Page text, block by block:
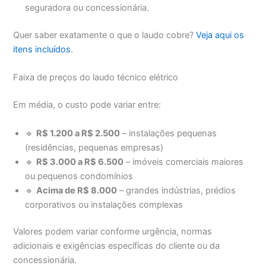
seguradora ou concessionária.
Quer saber exatamente o que o laudo cobre?Veja aqui os
itens incluídos.
Faixa de preços do laudo técnico elétrico
Em média, o custo pode variar entre:
🔹 R$ 1.200 a R$ 2.500 – instalações pequenas
(residências, pequenas empresas)
🔹 R$ 3.000 a R$ 6.500 – imóveis comerciais maiores
ou pequenos condomínios
🔹 Acima de R$ 8.000 – grandes indústrias, prédios
corporativos ou instalações complexas
Valores podem variar conforme urgência, normas
adicionais e exigências específicas do cliente ou da
concessionária.